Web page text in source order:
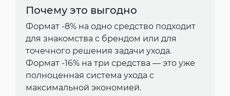
Почему это выгодно
Формат -8% на одно средство подходит
для знакомства с брендом или для
точечного решения задачи ухода.
Формат -16% на три средства — это уже
полноценная система ухода с
максимальной экономией.